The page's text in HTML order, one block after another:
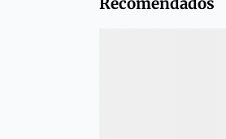
Recomendados